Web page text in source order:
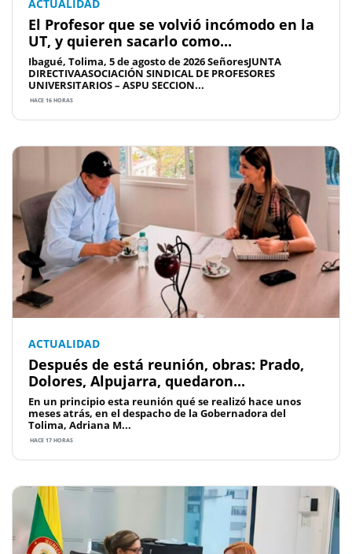
ACTUALIDAD
El Profesor que se volvió incómodo en la
UT, y quieren sacarlo como...
Ibagué, Tolima, 5 de agosto de 2026 SeñoresJUNTA
DIRECTIVAASOCIACIÓN SINDICAL DE PROFESORES
UNIVERSITARIOS – ASPU SECCION...
HACE 16 HORAS
ACTUALIDAD
Después de está reunión, obras: Prado,
Dolores, Alpujarra, quedaron...
En un principio esta reunión qué se realizó hace unos
meses atrás, en el despacho de la Gobernadora del
Tolima, Adriana M...
HACE 17 HORAS